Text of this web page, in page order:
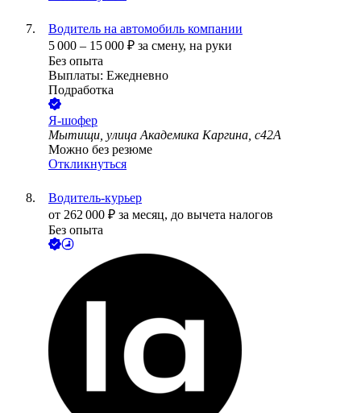
Водитель на автомобиль компании
5 000 – 15 000 ₽ за смену, на руки
Без опыта
Выплаты: Ежедневно
Подработка
Я-шофер
Мытищи, улица Академика Каргина, с42А
Можно без резюме
Откликнуться
Водитель-курьер
от 262 000 ₽ за месяц, до вычета налогов
Без опыта